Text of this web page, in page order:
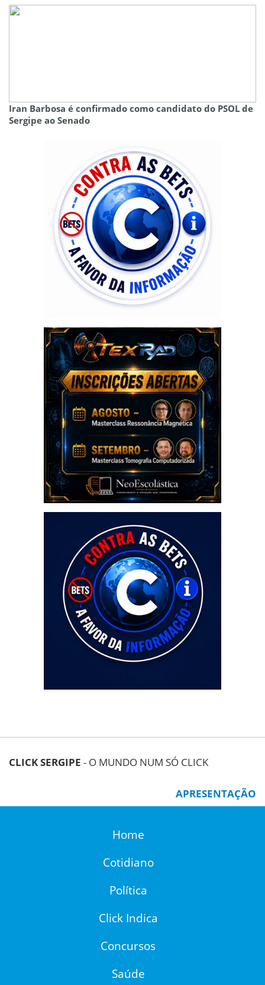
Iran Barbosa é confirmado como candidato do PSOL de
Sergipe ao Senado
CLICK SERGIPE - O MUNDO NUM SÓ CLICK
APRESENTAÇÃO
Home
Cotidiano
Política
Click Indica
Concursos
Saúde